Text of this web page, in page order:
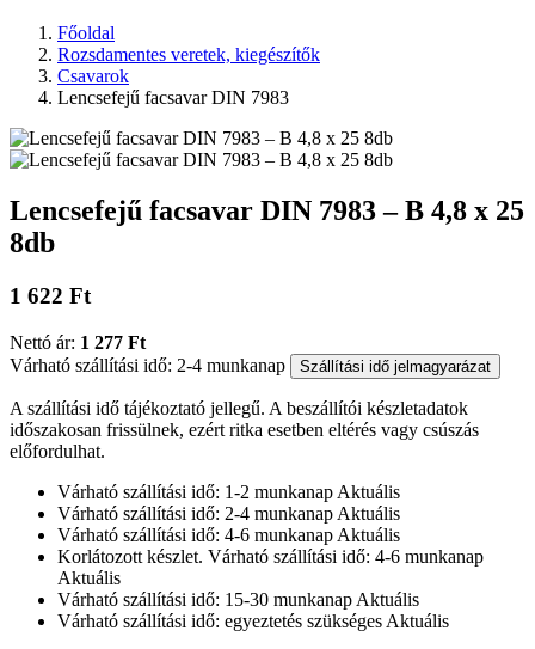
Főoldal
Rozsdamentes veretek, kiegészítők
Csavarok
Lencsefejű facsavar DIN 7983
Lencsefejű facsavar DIN 7983 – B 4,8 x 25
8db
1 622 Ft
Nettó ár: 1 277 Ft
Várható szállítási idő: 2-4 munkanap
Szállítási idő jelmagyarázat
A szállítási idő tájékoztató jellegű. A beszállítói készletadatok
időszakosan frissülnek, ezért ritka esetben eltérés vagy csúszás
előfordulhat.
Várható szállítási idő: 1-2 munkanap Aktuális
Várható szállítási idő: 2-4 munkanap Aktuális
Várható szállítási idő: 4-6 munkanap Aktuális
Korlátozott készlet. Várható szállítási idő: 4-6 munkanap
Aktuális
Várható szállítási idő: 15-30 munkanap Aktuális
Várható szállítási idő: egyeztetés szükséges Aktuális